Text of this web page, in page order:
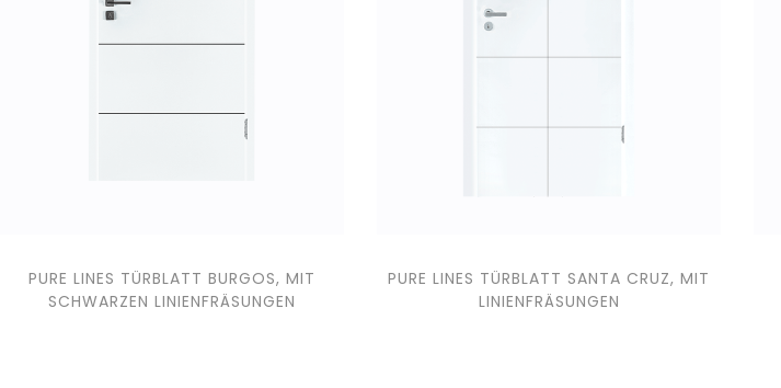
PURE LINES TÜRBLATT BURGOS, MIT
SCHWARZEN LINIENFRÄSUNGEN
PURE LINES TÜRBLATT SANTA CRUZ, MIT
LINIENFRÄSUNGEN